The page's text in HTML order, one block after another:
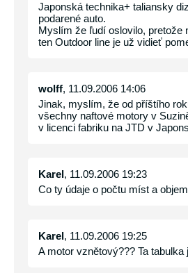
Japonská technika+ taliansky
podarené auto.
Myslím že ľudí oslovilo, pretože
ten Outdoor line je už vidieť
wolff, 11.09.2006 14:06
Jinak, myslím, že od příštího
všechny naftové motory v
v licenci fabriku na JTD v
Karel, 11.09.2006 19:23
Co ty údaje o počtu míst a
Karel, 11.09.2006 19:25
A motor vznětový??? Ta tabulka